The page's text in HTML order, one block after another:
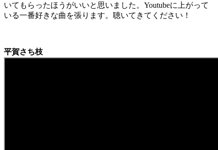
いてもらったほうがいいと思いました。Youtubeに上がって
いる一番好きな曲を張ります。聴いてきてください！
平賀さち枝